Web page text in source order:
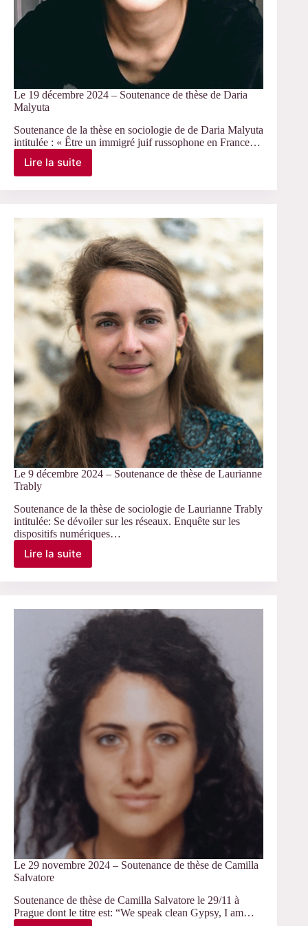
Le 19 décembre 2024 – Soutenance de thèse de Daria
Malyuta
Soutenance de la thèse en sociologie de de Daria Malyuta
intitulée : « Être un immigré juif russophone en France…
Lire la suite
Le
–
Soutenance
de
thèse
de
Daria
Malyuta
Le 9 décembre 2024 – Soutenance de thèse de Laurianne
Trably
Soutenance de la thèse de sociologie de Laurianne Trably
intitulée: Se dévoiler sur les réseaux. Enquête sur les
dispositifs numériques…
Lire la suite
Le
–
Soutenance
de
thèse
de
Laurianne
Le 29 novembre 2024 – Soutenance de thèse de Camilla
Salvatore
Soutenance de thèse de Camilla Salvatore le 29/11 à
Prague dont le titre est: “We speak clean Gypsy, I am…